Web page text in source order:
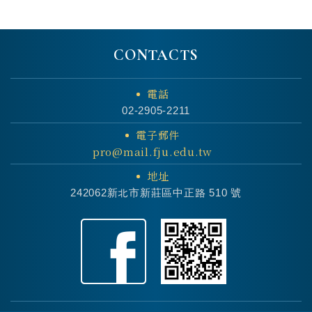
CONTACTS
電話
02-2905-2211
電子郵件
pro@mail.fju.edu.tw
地址
242062新北市新莊區中正路 510 號